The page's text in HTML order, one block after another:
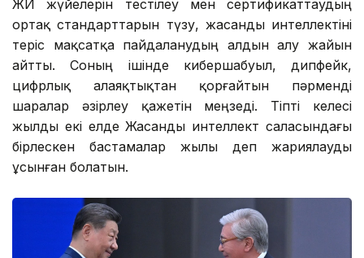
ЖИ жүйелерін тестілеу мен сертификаттаудың
ортақ стандарттарын түзу, жасанды интеллектіні
теріс мақсатқа пайдаланудың алдын алу жайын
айтты. Соның ішінде кибершабуыл, дипфейк,
цифрлық алаяқтықтан қорғайтын пәрменді
шаралар әзірлеу қажетін меңзеді. Тіпті келесі
жылды екі елде Жасанды интеллект саласындағы
бірлескен бастамалар жылы деп жариялауды
ұсынған болатын.